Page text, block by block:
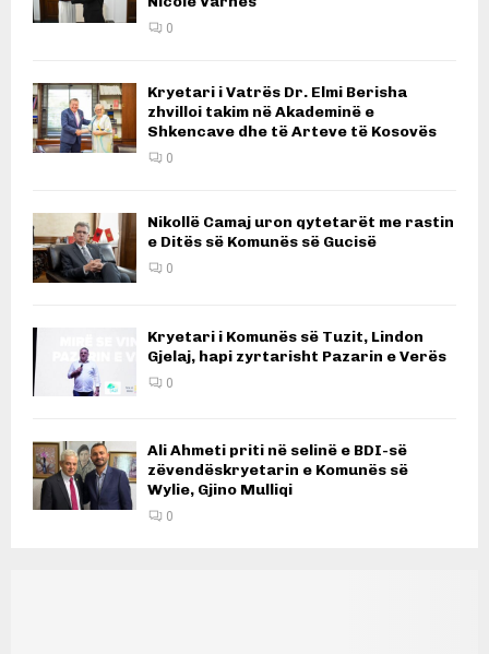
0
Kryetari i Vatrës Dr. Elmi Berisha
zhvilloi takim në Akademinë e
Shkencave dhe të Arteve të Kosovës
0
Nikollë Camaj uron qytetarët me rastin
e Ditës së Komunës së Gucisë
0
Kryetari i Komunës së Tuzit, Lindon
Gjelaj, hapi zyrtarisht Pazarin e Verës
0
Ali Ahmeti priti në selinë e BDI-së
zëvendëskryetarin e Komunës së
Wylie, Gjino Mulliqi
0